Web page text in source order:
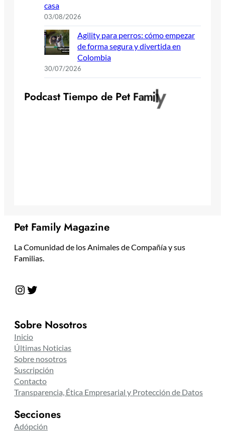
casa
03/08/2026
Agility para perros: cómo empezar
de forma segura y divertida en
Colombia
30/07/2026
Podcast Tiempo de Pet Family
Pet Family Magazine
La Comunidad de los Animales de Compañía y sus
Familias.
Instagram Twitter
Sobre Nosotros
Inicio
Últimas Noticias
Sobre nosotros
Suscripción
Contacto
Transparencia, Ética Empresarial y Protección de Datos
Secciones
Adópción